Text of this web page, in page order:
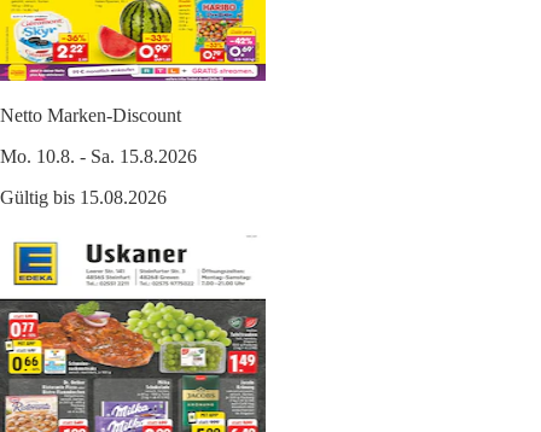
Netto Marken-Discount
Mo. 10.8. - Sa. 15.8.2026
Gültig bis 15.08.2026